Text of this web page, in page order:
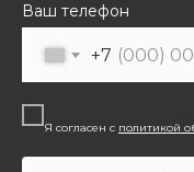
Ваш телефон
+7
Я согласен с политикой